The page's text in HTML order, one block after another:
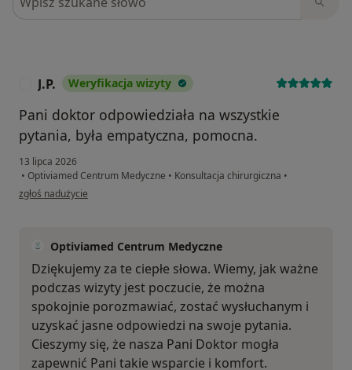
J.P. Weryfikacja wizyty
Pani doktor odpowiedziała na wszystkie
pytania, była empatyczna, pomocna.
13 lipca 2026
• Optiviamed Centrum Medyczne • Konsultacja chirurgiczna •
w opinii użytkownika J.P.
zgłoś nadużycie
Optiviamed Centrum Medyczne
Dziękujemy za te ciepłe słowa. Wiemy, jak ważne
podczas wizyty jest poczucie, że można
spokojnie porozmawiać, zostać wysłuchanym i
uzyskać jasne odpowiedzi na swoje pytania.
Cieszymy się, że nasza Pani Doktor mogła
zapewnić Pani takie wsparcie i komfort.